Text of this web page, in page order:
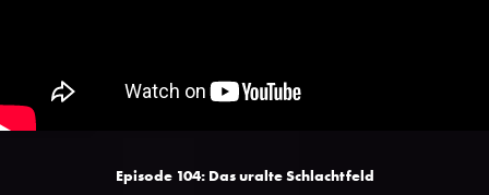
Episode 104: Das uralte Schlachtfeld